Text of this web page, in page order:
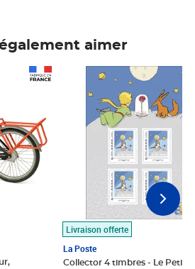
aimer
Livraison offerte
La Poste
Collector 4 timbres - Le Petit
Prix 7,50€